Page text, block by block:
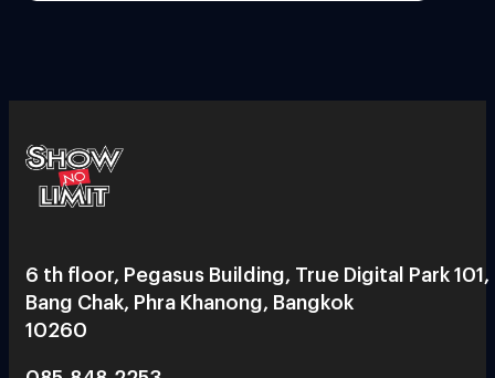
6 th floor, Pegasus Building, True Digital Park 101,
Bang Chak, Phra Khanong, Bangkok
10260